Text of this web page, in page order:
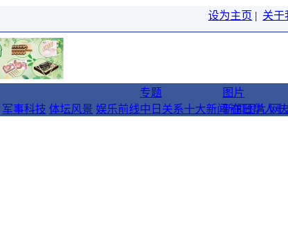
设为主页 | 关于
军事科技 体坛风景 娱乐前线
专题
中日关系十大新闻 在日华人
图片
新闻图片 网